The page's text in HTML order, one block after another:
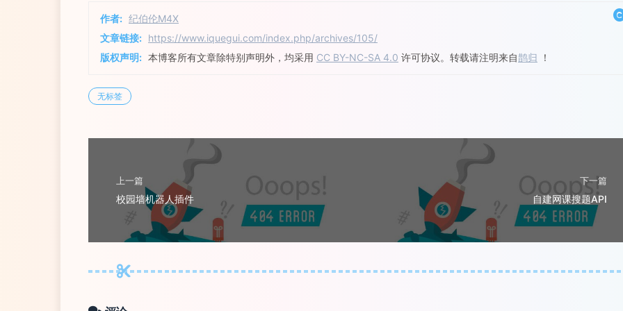
作者: 纪伯伦M4X
文章链接: https://www.iquegui.com/index.php/archives/105/
版权声明: 本博客所有文章除特别声明外，均采用 CC BY-NC-SA 4.0 许可协议。转载请注明来自鹊归 ！
无标签
上一篇
校园墙机器人插件
下一篇
自建网课搜题API